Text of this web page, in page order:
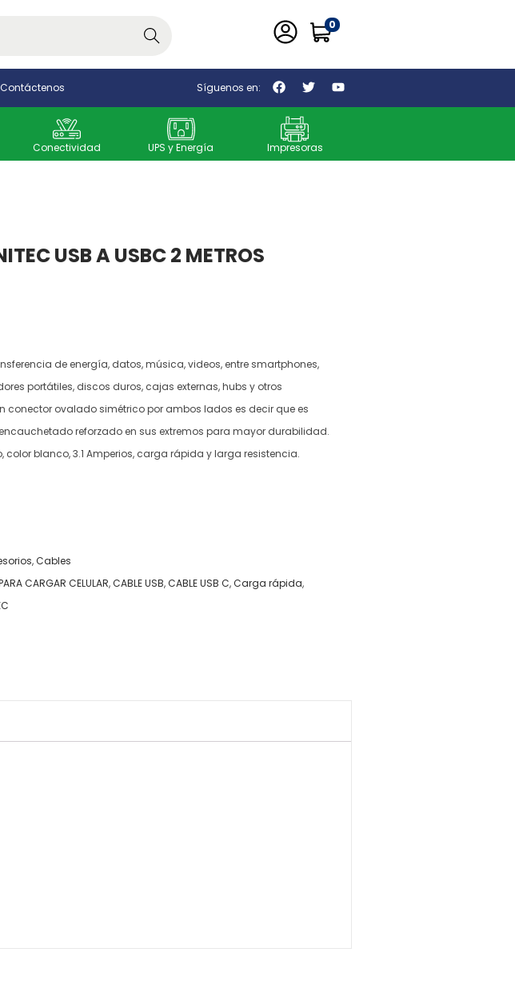
Buscar
0
Contáctenos Síguenos en:
Conectividad UPS y Energía Impresoras
USB A USBC 2 METROS
de energía, datos, música, videos, entre smartphones,
portátiles, discos duros, cajas externas, hubs y otros
conector ovalado simétrico por ambos lados es decir que es
reforzado en sus extremos para mayor durabilidad.
color blanco, 3.1 Amperios, carga rápida y larga resistencia.
,Cables
CARGAR CELULAR,CABLE USB,CABLE USB C,Carga rápida,